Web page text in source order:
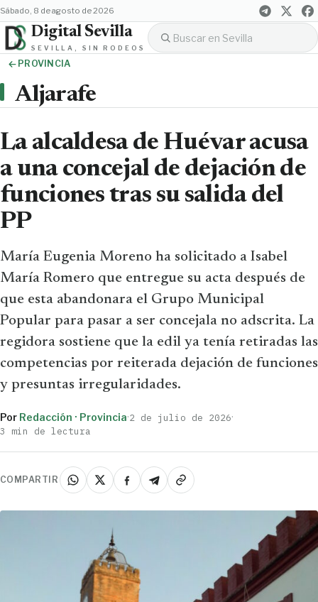
sábado, 8 de agosto de 2026
Digital Sevilla
SEVILLA, SIN RODEOS
PROVINCIA
Aljarafe
La alcaldesa de Huévar acusa
a una concejal de dejación de
funciones tras su salida del
PP
María Eugenia Moreno ha solicitado a Isabel
María Romero que entregue su acta después de
que esta abandonara el Grupo Municipal
Popular para pasar a ser concejala no adscrita. La
regidora sostiene que la edil ya tenía retiradas las
competencias por reiterada dejación de funciones
y presuntas irregularidades.
Por Redacción · Provincia·2 de julio de 2026·
3 min de lectura
COMPARTIR